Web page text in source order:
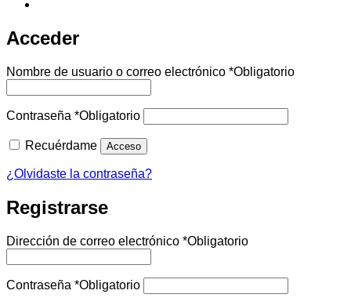
Acceder
Nombre de usuario o correo electrónico *Obligatorio
Contraseña *Obligatorio
Recuérdame Acceso
¿Olvidaste la contraseña?
Registrarse
Dirección de correo electrónico *Obligatorio
Contraseña *Obligatorio